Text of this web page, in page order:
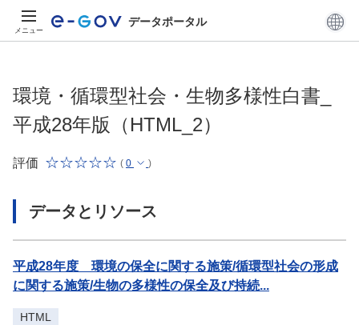
メニュー
データポータル
環境・循環型社会・生物多様性白書_
平成28年版（HTML_2）
評価 ( 0 )
データとリソース
平成28年度 環境の保全に関する施策/循環型社会の形成
に関する施策/生物の多様性の保全及び持続...
HTML